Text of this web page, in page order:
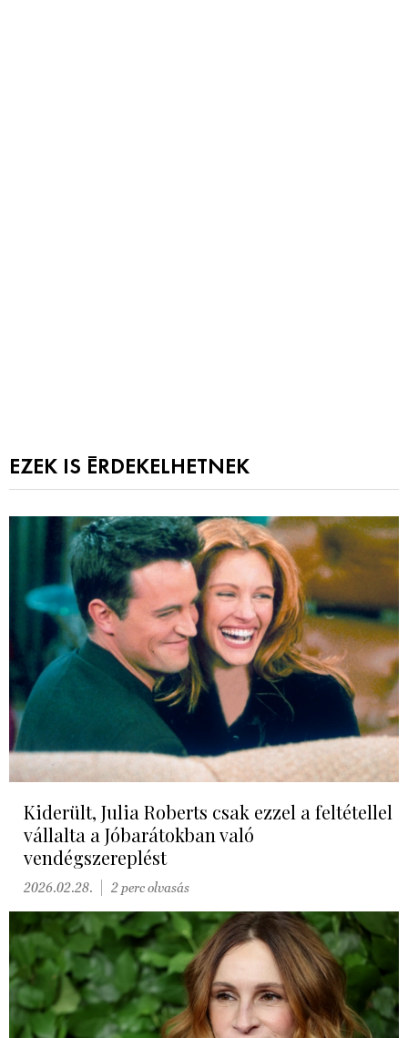
EZEK IS ÉRDEKELHETNEK
Kiderült, Julia Roberts csak ezzel a feltétellel
vállalta a Jóbarátokban való
vendégszereplést
2026.02.28. 2 perc olvasás